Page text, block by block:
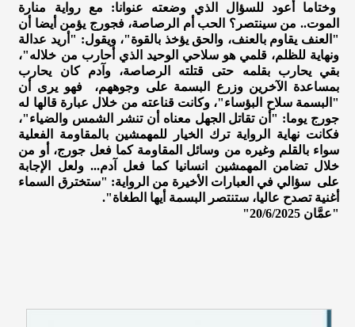
وختاما أعود للسؤال الذي وضعته عنوانا: مع رواية منارة
الموت.. من سينتصر؟ الحب أم الرصاصة، فجورج يؤمن أيضا أن
"العنف يقاوم بالعنف، والحق يؤخذ بالقوة"، ويقول: "أريد عدالة
ونهاية للظلم، قلمي هو سلاحي الوحيد الذي أحارب من خلاله"،
بقي يحارب بقلمه حتى قتلته الرصاصة، وآدم كان يحارب
بمساعدة الآخرين وزرع البسمة على وجوههم، فهو يرى أن
"البسمة سلاح البؤساء"، وكانت قناعته من خلال عبارة قالها له
جورج يوما: "أن تقاتل الجهل معناه أن تنشر الشمس والضياء"،
فكانت نهاية الرواية ترك الخيار للمهمشين بالمقاومة الفعلية
سواء بالقلم وغيره من وسائل المقاومة كما فعل جورج، أو من
خلال تضامن المهمشين انسانيا كما فعل آدم... ولعل الإجابة
على سؤالي في العبارات الأخيرة من الرواية: "ستخترق السماء
أغنية تصدح عاليا، ستنتصر البسمة أيها الطغاة".
"عمَّان 20/6/2025"